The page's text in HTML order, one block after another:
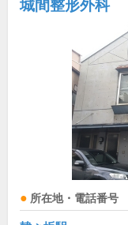
城間整形外科
所在地・電話番号